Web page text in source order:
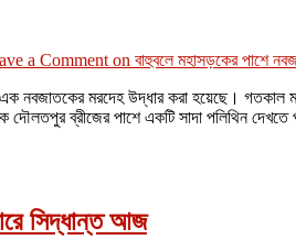
a Comment on বাহুবলে মহাসড়কের পাশে
নবজাতকের মরদেহ উদ্ধার করা হয়েছে। গতকাল
দৌলতপুর ব্রীজের পাশে একটি সাদা পলিথিন
সিদ্ধান্ত আজ